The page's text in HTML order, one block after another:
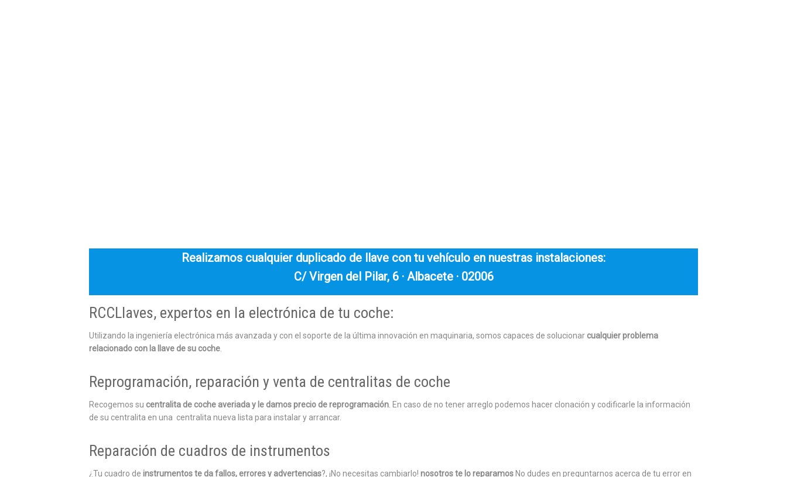
Realizamos cualquier duplicado de llave con tu vehículo en nuestras instalaciones:
C/ Virgen del Pilar, 6 · Albacete · 02006
RCCLlaves, expertos en la electrónica de tu coche:
Utilizando la ingeniería electrónica más avanzada y con el soporte de la última innovación en maquinaria, somos capaces de solucionar cualquier problema
relacionado con la llave de su coche.
Reprogramación, reparación y venta de centralitas de coche
Recogemos su centralita de coche averiada y le damos precio de reprogramación. En caso de no tener arreglo podemos hacer clonación y codificarle la información
de su centralita en una centralita nueva lista para instalar y arrancar.
Reparación de cuadros de instrumentos
¿Tu cuadro de instrumentos te da fallos, errores y advertencias?, ¡No necesitas cambiarlo! nosotros te lo reparamos No dudes en preguntarnos acerca de tu error en